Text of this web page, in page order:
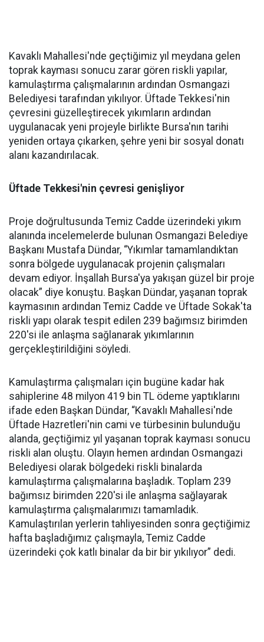
Kavaklı Mahallesi'nde geçtiğimiz yıl meydana gelen
toprak kayması sonucu zarar gören riskli yapılar,
kamulaştırma çalışmalarının ardından Osmangazi
Belediyesi tarafından yıkılıyor. Üftade Tekkesi'nin
çevresini güzelleştirecek yıkımların ardından
uygulanacak yeni projeyle birlikte Bursa'nın tarihi
yeniden ortaya çıkarken, şehre yeni bir sosyal donatı
alanı kazandırılacak.
Üftade Tekkesi'nin çevresi genişliyor
Proje doğrultusunda Temiz Cadde üzerindeki yıkım
alanında incelemelerde bulunan Osmangazi Belediye
Başkanı Mustafa Dündar, “Yıkımlar tamamlandıktan
sonra bölgede uygulanacak projenin çalışmaları
devam ediyor. İnşallah Bursa'ya yakışan güzel bir proje
olacak” diye konuştu. Başkan Dündar, yaşanan toprak
kaymasının ardından Temiz Cadde ve Üftade Sokak'ta
riskli yapı olarak tespit edilen 239 bağımsız birimden
220'si ile anlaşma sağlanarak yıkımlarının
gerçekleştirildiğini söyledi.
Kamulaştırma çalışmaları için bugüne kadar hak
sahiplerine 48 milyon 419 bin TL ödeme yaptıklarını
ifade eden Başkan Dündar, “Kavaklı Mahallesi'nde
Üftade Hazretleri'nin cami ve türbesinin bulunduğu
alanda, geçtiğimiz yıl yaşanan toprak kayması sonucu
riskli alan oluştu. Olayın hemen ardından Osmangazi
Belediyesi olarak bölgedeki riskli binalarda
kamulaştırma çalışmalarına başladık. Toplam 239
bağımsız birimden 220'si ile anlaşma sağlayarak
kamulaştırma çalışmalarımızı tamamladık.
Kamulaştırılan yerlerin tahliyesinden sonra geçtiğimiz
hafta başladığımız çalışmayla, Temiz Cadde
üzerindeki çok katlı binalar da bir bir yıkılıyor” dedi.